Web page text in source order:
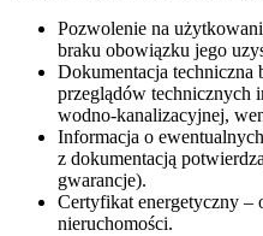
Pozwolenie na
braku obowiązku jego
Dokumentacja techniczna
przeglądów technicznych
wodno-kanalizacyjnej,
Informacja o
z dokumentacją
gwarancje).
Certyfikat energetyczny –
nieruchomości.